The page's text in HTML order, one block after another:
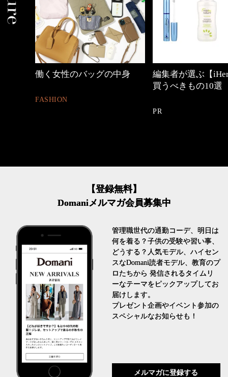
働く女性のバッグの中身
FASHION
編集者が選ぶ【iHerb】で今
買うべきもの10選
【登録無料】
Domaniメルマガ会員募集中
管理職世代の通勤コーデ、明日は
何を着る？子供の受験や習い事、
どうする？人気モデル、ハイセン
スなDomani読者モデル、教育のプ
ロたちから 発信されるタイムリ
ーなテーマをピックアップしてお
届けします。
プレゼント企画やイベント参加の
スペシャルなお知らせも！
メルマガに登録する